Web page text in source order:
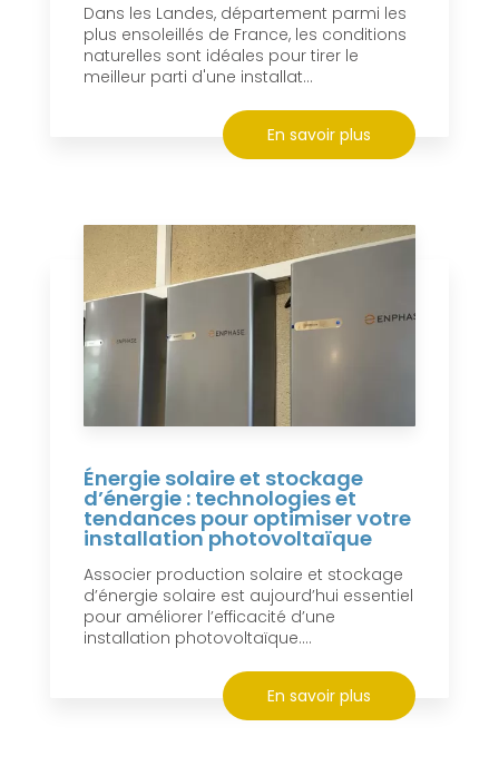
Dans les Landes, département parmi les
plus ensoleillés de France, les conditions
naturelles sont idéales pour tirer le
meilleur parti d'une installat...
En savoir plus
Énergie solaire et stockage
d’énergie : technologies et
tendances pour optimiser votre
installation photovoltaïque
Associer production solaire et stockage
d’énergie solaire est aujourd’hui essentiel
pour améliorer l’efficacité d’une
installation photovoltaïque....
En savoir plus